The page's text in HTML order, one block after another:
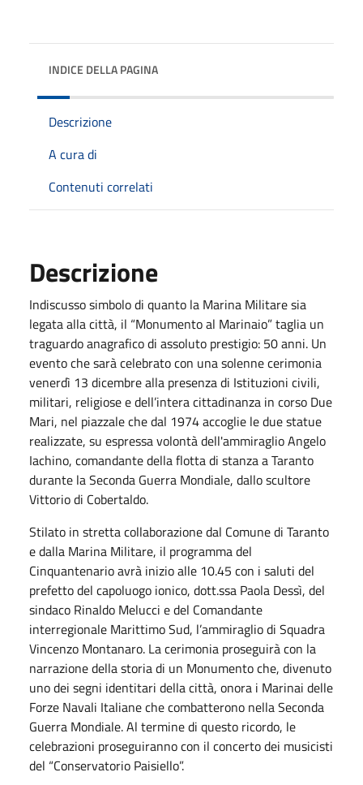
INDICE DELLA PAGINA
Descrizione
A cura di
Contenuti correlati
Descrizione
Indiscusso simbolo di quanto la Marina Militare sia
legata alla città, il “Monumento al Marinaio” taglia un
traguardo anagrafico di assoluto prestigio: 50 anni. Un
evento che sarà celebrato con una solenne cerimonia
venerdì 13 dicembre alla presenza di Istituzioni civili,
militari, religiose e dell’intera cittadinanza in corso Due
Mari, nel piazzale che dal 1974 accoglie le due statue
realizzate, su espressa volontà dell'ammiraglio Angelo
Iachino, comandante della flotta di stanza a Taranto
durante la Seconda Guerra Mondiale, dallo scultore
Vittorio di Cobertaldo.
Stilato in stretta collaborazione dal Comune di Taranto
e dalla Marina Militare, il programma del
Cinquantenario avrà inizio alle 10.45 con i saluti del
prefetto del capoluogo ionico, dott.ssa Paola Dessì, del
sindaco Rinaldo Melucci e del Comandante
interregionale Marittimo Sud, l’ammiraglio di Squadra
Vincenzo Montanaro. La cerimonia proseguirà con la
narrazione della storia di un Monumento che, divenuto
uno dei segni identitari della città, onora i Marinai delle
Forze Navali Italiane che combatterono nella Seconda
Guerra Mondiale. Al termine di questo ricordo, le
celebrazioni proseguiranno con il concerto dei musicisti
del “Conservatorio Paisiello”.